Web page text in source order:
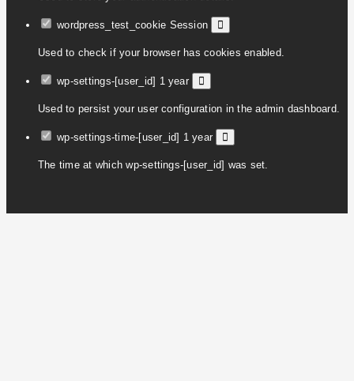
wordpress_test_cookie Session
Used to check if your browser has cookies enabled.
wp-settings-[user_id] 1 year
Used to persist your user configuration in the admin dashboard.
wp-settings-time-[user_id] 1 year
The time at which wp-settings-[user_id] was set.